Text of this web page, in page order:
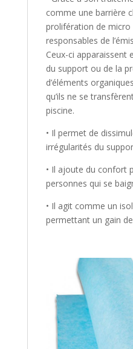
comme une barrière
prolifération de micro
responsables de
Ceux-ci apparaissent
du support ou de la
d’éléments
qu’ils ne se
piscine.
• Il permet de
irrégularités du
• Il ajoute du confort
personnes qui se
• Il agit comme un
permettant un gain de